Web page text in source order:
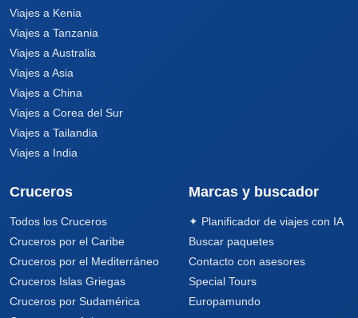
Viajes a Kenia
Viajes a Tanzania
Viajes a Australia
Viajes a Asia
Viajes a China
Viajes a Corea del Sur
Viajes a Tailandia
Viajes a India
Cruceros
Todos los Cruceros
Cruceros por el Caribe
Cruceros por el Mediterráneo
Cruceros Islas Griegas
Cruceros por Sudamérica
Marcas y buscador
✦ Planificador de viajes con IA
Buscar paquetes
Contacto con asesores
Special Tours
Europamundo